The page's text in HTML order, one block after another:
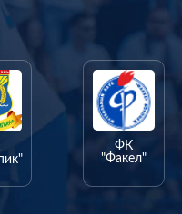
ФК
"Факел"